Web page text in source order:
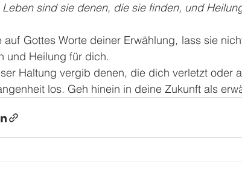
Leben sind sie denen, die sie finden, und
auf Gottes Worte deiner Erwählung, lass sie
und Heilung für dich.
Haltung vergib denen, die dich verletzt oder
los. Geh hinein in deine Zukunft als